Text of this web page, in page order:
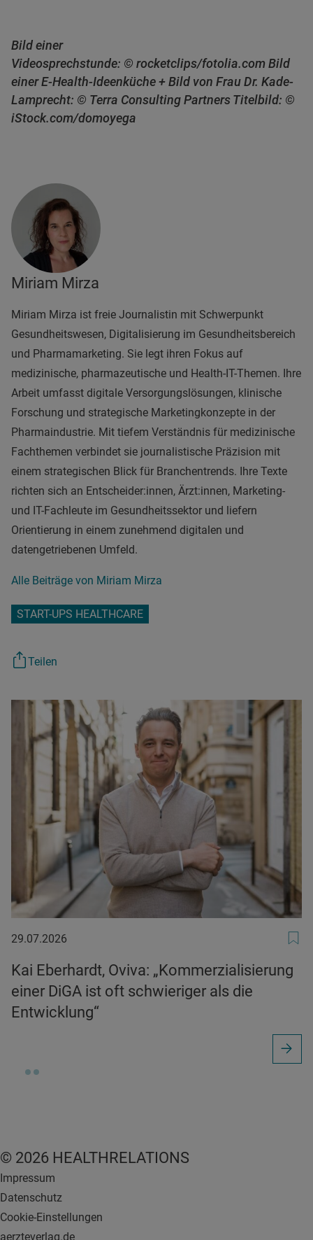
Bild einer
Videosprechstunde: © rocketclips/fotolia.com Bild
einer E-Health-Ideenküche + Bild von Frau Dr. Kade-
Lamprecht: © Terra Consulting PartnersTitelbild: ©
iStock.com/domoyega
Miriam Mirza
Miriam Mirza ist freie Journalistin mit Schwerpunkt
Gesundheitswesen, Digitalisierung im Gesundheitsbereich
und Pharmamarketing. Sie legt ihren Fokus auf
medizinische, pharmazeutische und Health-IT-Themen. Ihre
Arbeit umfasst digitale Versorgungslösungen, klinische
Forschung und strategische Marketingkonzepte in der
Pharmaindustrie. Mit tiefem Verständnis für medizinische
Fachthemen verbindet sie journalistische Präzision mit
einem strategischen Blick für Branchentrends. Ihre Texte
richten sich an Entscheider:innen, Ärzt:innen, Marketing-
und IT-Fachleute im Gesundheitssektor und liefern
Orientierung in einem zunehmend digitalen und
datengetriebenen Umfeld.
Alle Beiträge von Miriam Mirza
START-UPS HEALTHCARE
Teilen
29.07.2026
29.07.2026
Kai Eberhardt, Oviva: „Kommerzialisierung
einer DiGA ist oft schwieriger als die
Entwicklung“
© 2026 HEALTHRELATIONS
Impressum
Datenschutz
Cookie-Einstellungen
aerzteverlag.de